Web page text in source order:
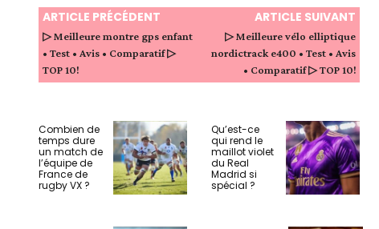
ARTICLE PRÉCÉDENT
▷ Meilleure montre gps enfant
• Test • Avis • Comparatif ▷
TOP 10!
ARTICLE SUIVANT
▷ Meilleure vélo elliptique
nordictrack e400 • Test • Avis
• Comparatif ▷ TOP 10!
Combien de
temps dure
un match de
l’équipe de
France de
rugby VX ?
Qu’est-ce
qui rend le
maillot violet
du Real
Madrid si
spécial ?